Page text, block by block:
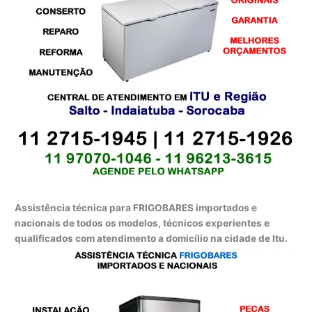
Assistência técnica para FRIGOBARES importados e
nacionais de todos os modelos, técnicos experientes e
qualificados com atendimento a domicílio na cidade de Itu.